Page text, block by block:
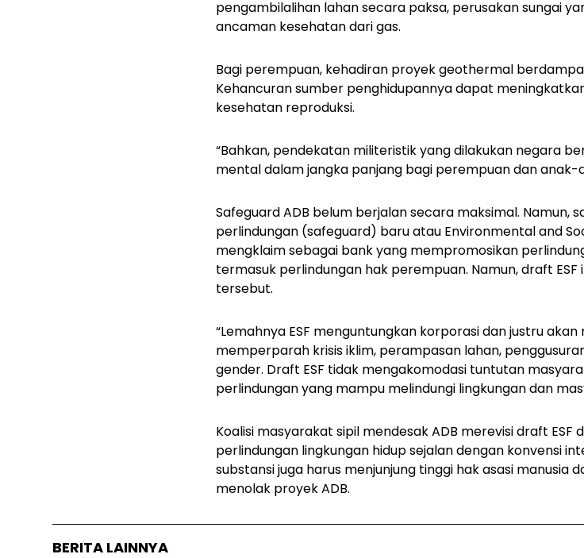
pengambilalihan lahan secara paksa, perusakan sungai
ancaman kesehatan dari gas.
Bagi perempuan, kehadiran proyek geothermal
Kehancuran sumber penghidupannya dapat
kesehatan reproduksi.
“Bahkan, pendekatan militeristik yang dilakukan negara
mental dalam jangka panjang bagi perempuan dan anak-
SafeguardADB belum berjalan secara maksimal. Namun,
perlindungan (safeguard) baru atau Environmental and
mengklaim sebagai bank yang mempromosikan
termasuk perlindungan hak perempuan. Namun,draft
tersebut.
“Lemahnya ESF menguntungkan korporasi dan justru
memperparah krisis iklim, perampasan lahan,
gender. Draft ESF tidak mengakomodasi tuntutan
perlindungan yang mampu melindungi lingkungan dan
Koalisi masyarakat sipil mendesak ADB merevisidraft ESF
perlindungan lingkungan hidup sejalan dengan konvensi
substansi juga harus menjunjung tinggi hak asasi manusia
menolak proyek ADB.
BERITA LAINNYA